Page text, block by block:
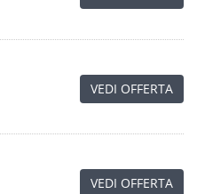
VEDI OFFERTA
VEDI OFFERTA